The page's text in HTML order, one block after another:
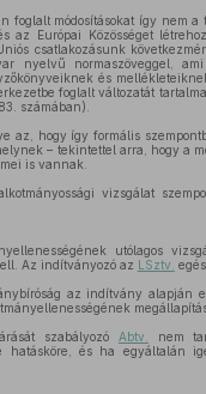
foglalt módosításokat így nem
az Európai Közösséget
csatlakozásunk
nyelvű normaszöveggel,
és
foglalt változatát
számában).
az, hogy így formális
– tekintettel arra, hogy a
is vannak.
vizsgálat
utólagos
Az indítványozó az LSztv.
az indítvány alapján
szabályozó Abtv.
nem
hatásköre, és ha